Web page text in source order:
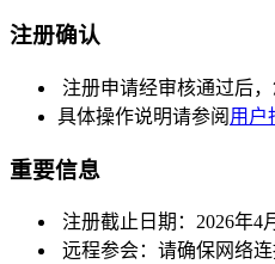
注册确认
注册申请经审核通过后
具体操作说明请参阅 用户
重要信息
注册截止日期：2026年4
远程参会：请确保网络